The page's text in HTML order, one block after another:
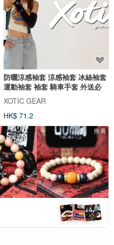
防曬涼感袖套 涼感袖套 冰絲袖套
運動袖套 袖套 騎車手套 外送必
XOTIC GEAR
HK$ 71.2
推廣
+4